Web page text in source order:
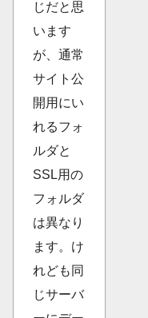
じだと思
います
が、通常
サイト公
開用にい
れるフォ
ルダと
SSL用の
フォルダ
は異なり
ます。け
れども同
じサーバ